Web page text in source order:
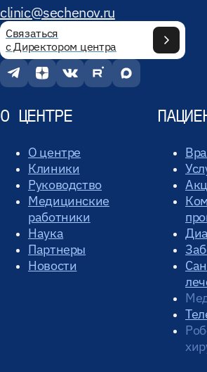
clinic@sechenov.ru
Связаться
с Директором центра
О ЦЕНТРЕ
О центре
Клиники
Руководство
Медицинские
работники
Наука
Партнеры
Новости